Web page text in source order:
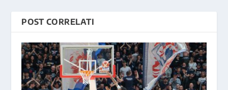
POST CORRELATI